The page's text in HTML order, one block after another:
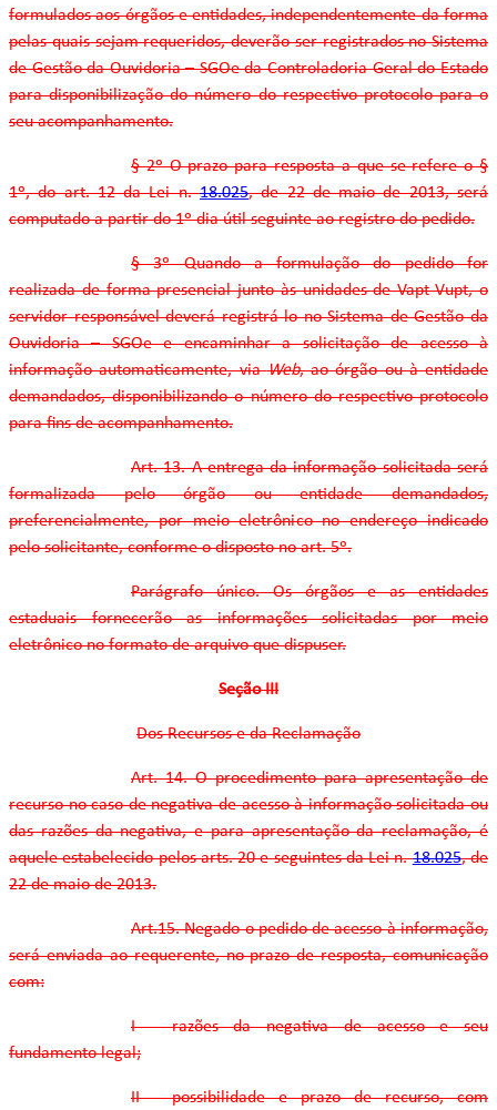
formulados aos órgãos e entidades, independentemente da forma
pelas quais sejam requeridos, deverão ser registrados no Sistema
de Gestão da Ouvidoria – SGOe da Controladoria-Geral do Estado
para disponibilização do número do respectivo protocolo para o
seu acompanhamento.
§ 2º O prazo para resposta a que se refere o §
1º, do art. 12 da Lei n.18.025, de 22 de maio de 2013, será
computado a partir do 1º dia útil seguinte ao registro do pedido.
§ 3º Quando a formulação do pedido for
realizada de forma presencial junto às unidades de Vapt-Vupt, o
servidor responsável deverá registrá-lo no Sistema de Gestão da
Ouvidoria – SGOe e encaminhar a solicitação de acesso à
informação automaticamente, viaWeb, ao órgão ou à entidade
demandados, disponibilizando o número do respectivo protocolo
para fins de acompanhamento.
Art. 13. A entrega da informação solicitada será
formalizada pelo órgão ou entidade demandados,
preferencialmente, por meio eletrônico no endereço indicado
pelo solicitante, conforme o disposto no art. 5º.
Parágrafo único. Os órgãos e as entidades
estaduais fornecerão as informações solicitadas por meio
eletrônico no formato de arquivo que dispuser.
Seção III
Dos Recursos e da Reclamação
Art. 14. O procedimento para apresentação de
recurso no caso de negativa de acesso à informação solicitada ou
das razões da negativa, e para apresentação da reclamação, é
aquele estabelecido pelos arts. 20 e seguintes da Lei n.18.025, de
22 de maio de 2013.
Art.15. Negado o pedido de acesso à informação,
será enviada ao requerente, no prazo de resposta, comunicação
com:
I - razões da negativa de acesso e seu
fundamento legal;
II - possibilidade e prazo de recurso, com